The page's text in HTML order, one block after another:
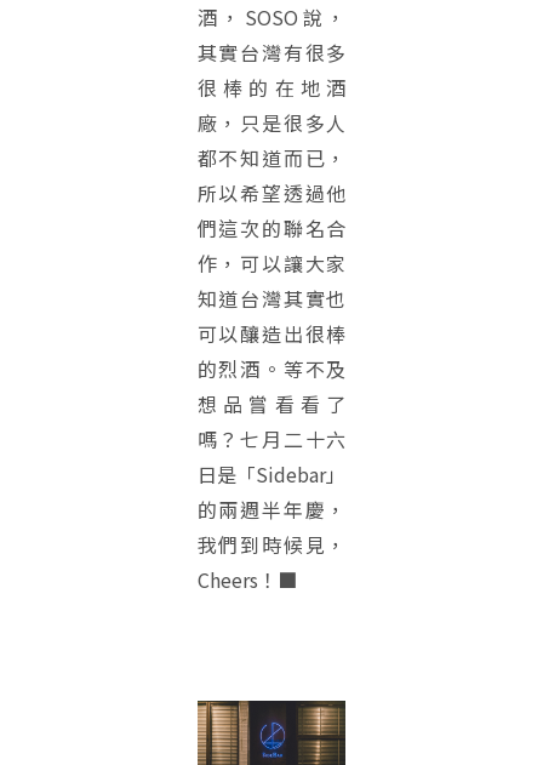
酒，SOSO說，
其實台灣有很多
很棒的在地酒
廠，只是很多人
都不知道而已，
所以希望透過他
們這次的聯名合
作，可以讓大家
知道台灣其實也
可以釀造出很棒
的烈酒。等不及
想品嘗看看了
嗎？七月二十六
日是「Sidebar」
的兩週半年慶，
我們到時候見，
Cheers！■